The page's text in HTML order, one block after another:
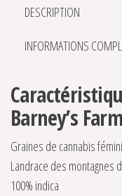
DESCRIPTION
INFORMATIONS
Barney’s Farm
Graines de cannabis
Landrace des montagnes
100% indica